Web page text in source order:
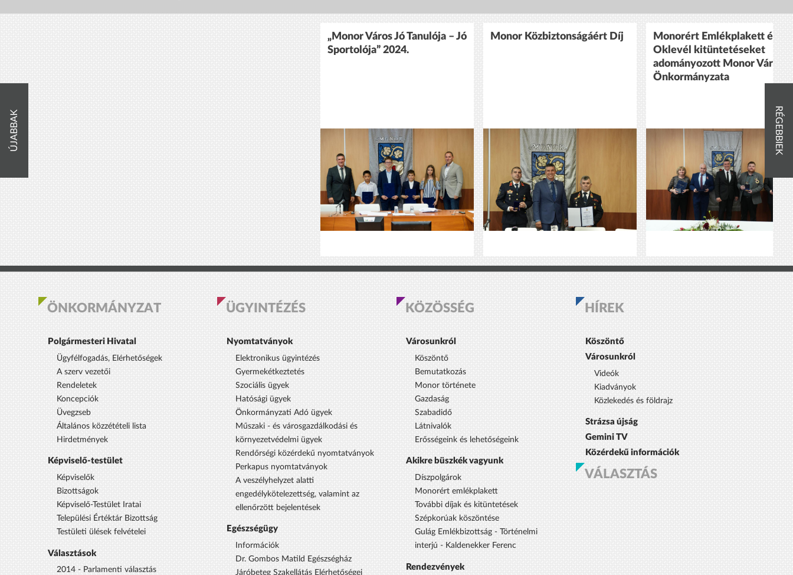
ÚJABBAK
„Monor Város Jó Tanulója – Jó
Sportolója” 2024.
Monor Közbiztonságáért Díj
Monorért Emlékplakett és
Oklevél kitüntetéseket
adományozott Monor Város
Önkormányzata
RÉGEBBIEK
ÖNKORMÁNYZAT
Polgármesteri Hivatal
Ügyfélfogadás, Elérhetőségek
A szerv vezetői
Rendeletek
Koncepciók
Üvegzseb
Általános közzétételi lista
Hirdetmények
Képviselő-testület
Képviselők
Bizottságok
Képviselő-Testület Iratai
Települési Értéktár Bizottság
Testületi ülések felvételei
Választások
2014 - Parlamenti választás
ÜGYINTÉZÉS
Nyomtatványok
Elektronikus ügyintézés
Gyermekétkeztetés
Szociális ügyek
Hatósági ügyek
Önkormányzati Adó ügyek
Műszaki - és városgazdálkodási és
környezetvédelmi ügyek
Rendőrségi közérdekű nyomtatványok
Perkapus nyomtatványok
A veszélyhelyzet alatti
engedélykötelezettség, valamint az
ellenőrzött bejelentések
Egészségügy
Információk
Dr. Gombos Matild Egészségház
Járóbeteg Szakellátás Elérhetőségei
KÖZÖSSÉG
Városunkról
Köszöntő
Bemutatkozás
Monor története
Gazdaság
Szabadidő
Látnivalók
Erősségeink és lehetőségeink
Akikre büszkék vagyunk
Díszpolgárok
Monorért emlékplakett
További díjak és kitüntetések
Szépkorúak köszöntése
Gulág Emlékbizottság - Történelmi
interjú - Kaldenekker Ferenc
Rendezvények
HÍREK
Köszöntő
Városunkról
Videók
Kiadványok
Közlekedés és földrajz
Strázsa újság
Gemini TV
Közérdekű információk
VÁLASZTÁS